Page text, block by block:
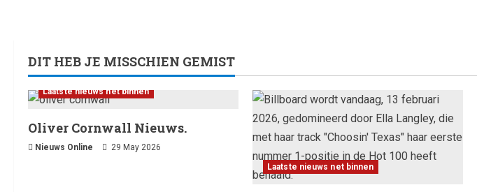
DIT HEB JE MISSCHIEN GEMIST
Laatste nieuws net binnen
Oliver Cornwall Nieuws.
Nieuws Online
29 May 2026
Laatste nieuws net binnen